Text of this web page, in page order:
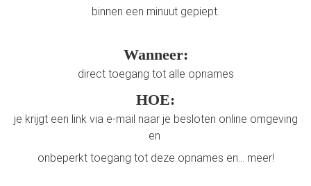
binnen een minuut gepiept.
Wanneer:
direct toegang tot alle opnames
HOE:
je krijgt een link via e-mail naar je besloten online omgeving
en
onbeperkt toegang tot deze opnames en... meer!